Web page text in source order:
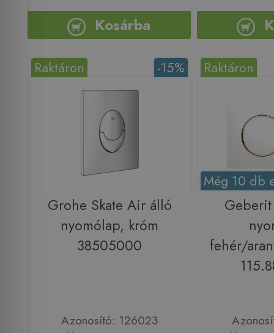
Kosárba
-15%
Raktáron
Grohe Skate Air álló
nyomólap, króm
38505000
Azonosító: 126023
Raktáron
Még 10 db
fehér/